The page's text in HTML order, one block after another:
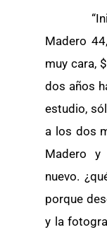
“Inicié
Madero
muy cara,
dos años
estudio,
a los dos
Madero y
nuevo.
porque
y la